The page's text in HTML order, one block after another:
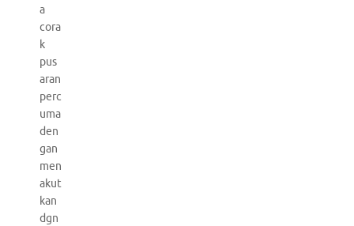
a
cora
k
pus
aran
perc
uma
den
gan
men
akut
kan
dgn